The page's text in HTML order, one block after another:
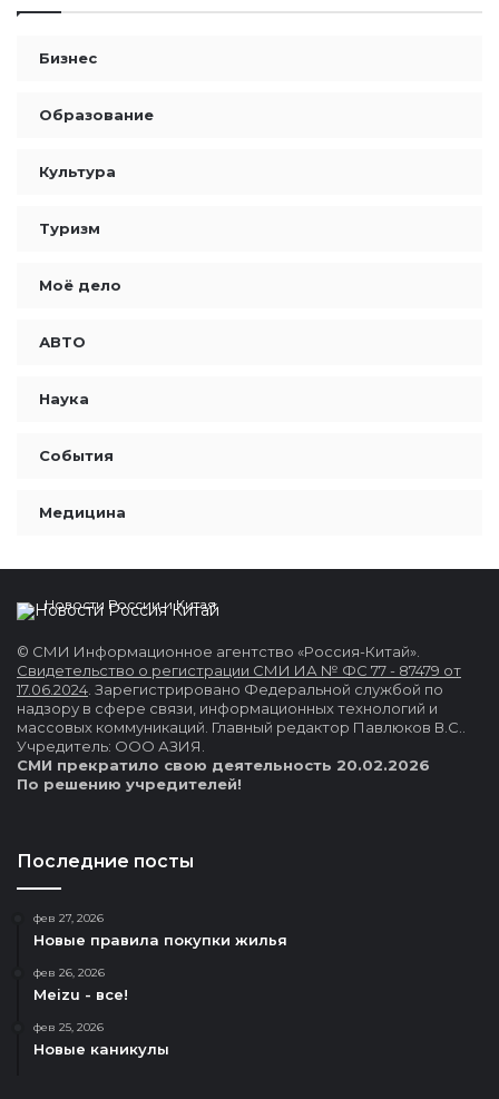
Бизнес
Образование
Культура
Туризм
Моё дело
АВТО
Наука
События
Медицина
Новости России и Китая
© СМИ Информационное агентство «Россия-Китай».
Свидетельство о регистрации СМИ ИА № ФС 77 - 87479 от
17.06.2024 . Зарегистрировано Федеральной службой по
надзору в сфере связи, информационных технологий и
массовых коммуникаций. Главный редактор Павлюков В.С..
Учредитель: ООО АЗИЯ.
СМИ прекратило свою деятельность 20.02.2026
По решению учредителей!
Последние посты
фев 27, 2026
Новые правила покупки жилья
фев 26, 2026
Meizu - все!
фев 25, 2026
Новые каникулы